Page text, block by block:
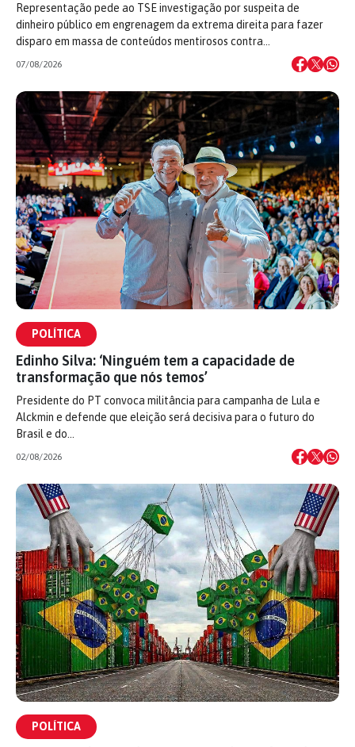
Representação pede ao TSE investigação por suspeita de
dinheiro público em engrenagem da extrema direita para fazer
disparo em massa de conteúdos mentirosos contra…
07/08/2026
POLÍTICA
Edinho Silva: ‘Ninguém tem a capacidade de
transformação que nós temos’
Presidente do PT convoca militância para campanha de Lula e
Alckmin e defende que eleição será decisiva para o futuro do
Brasil e do…
02/08/2026
POLÍTICA